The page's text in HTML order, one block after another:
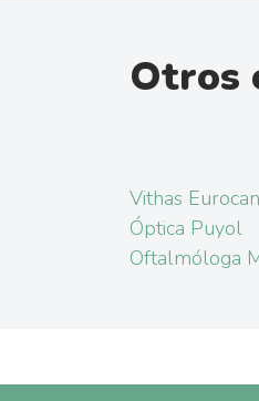
Otros
Vithas
Óptica Puyol
Oftalmóloga